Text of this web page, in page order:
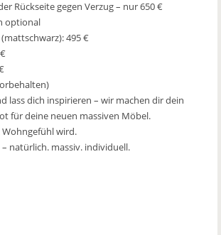
Rückseite gegen Verzug – nur 650 €
optional
495 €
lass dich inspirieren – wir machen dir dein
für deine neuen massiven Möbel.
Wohngefühl wird.
natürlich. massiv. individuell.